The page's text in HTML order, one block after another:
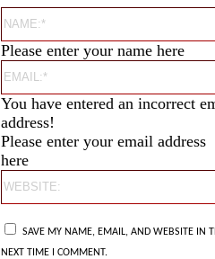
Please enter your name here
You have entered an incorrect
address!
Please enter your email address
here
SAVE MY NAME, EMAIL, AND WEBSITE IN
NEXT TIME I COMMENT.